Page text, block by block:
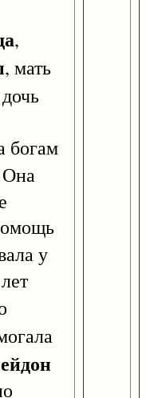
,
, мать
богам
у